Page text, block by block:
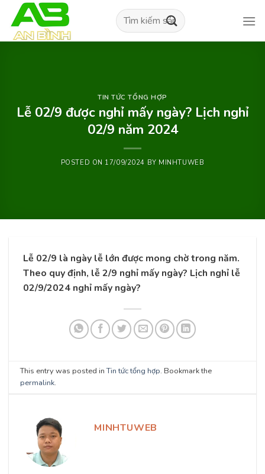
content
Tìm
kiếm:
TIN TỨC TỔNG HỢP
Lễ 02/9 được nghỉ mấy ngày? Lịch nghỉ
02/9 năm 2024
POSTED ON 17/09/2024 BY MINHTUWEB
Lễ 02/9 là ngày lễ lớn được mong chờ trong năm.
Theo quy định, lễ 2/9 nghỉ mấy ngày? Lịch nghỉ lễ
02/9/2024 nghỉ mấy ngày?
This entry was posted inTin tức tổng hợp. Bookmark the
permalink.
MINHTUWEB